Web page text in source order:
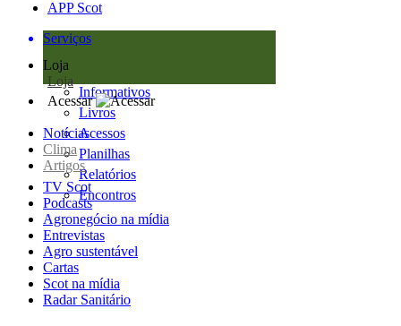
APP Scot
Serviços
Loja
Loja
Informativos
Livros
Acessos
Planilhas
Relatórios
Encontros
Acessar
Notícias
Clima
Artigos
TV Scot
Podcasts
Agronegócio na mídia
Entrevistas
Agro sustentável
Cartas
Scot na mídia
Radar Sanitário